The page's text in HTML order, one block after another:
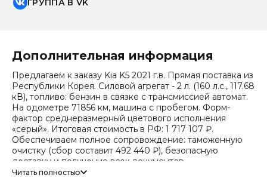
ГРУППА В VK
Дополнительная информация
Предлагаем к заказу Kia K5 2021 г.в. Прямая поставка из
Республики Корея. Силовой агрегат - 2 л. (160 л.с., 117.68
кВ), топливо: бензин в связке с трансмиссией автомат.
На одометре 71856 км, машина с пробегом. Форм-
фактор среднеразмерный цветового исполнения
«серый». Итоговая стоимость в РФ: 1 717 107 ₽.
Обеспечиваем полное сопровождение: таможенную
очистку (сбор составит 492 440 ₽), безопасную
доставку и получение всех документов.
Читать полностью